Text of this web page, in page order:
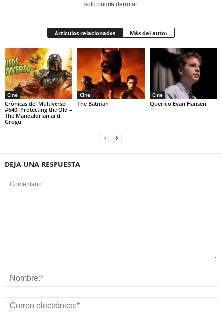
solo podría derrotar.
Artículos relacionados Más del autor
Cine
Crónicas del Multiverso
#640: Protecting the Old –
The Mandalorian and
Grogu
Cine
The Batman
Cine
Querido Evan Hansen
DEJA UNA RESPUESTA